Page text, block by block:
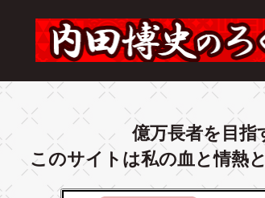
億万長者を目指
このサイトは私の血と情熱